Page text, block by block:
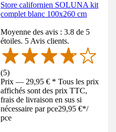
Store californien SOLUNA kit
complet blanc 100x260 cm
Moyenne des avis : 3.8 de 5
étoiles. 5 Avis clients.
(5)
Prix — 29,95 € * Tous les prix
affichés sont des prix TTC,
frais de livraison en sus si
nécessaire par pce29,95 €*/
pce